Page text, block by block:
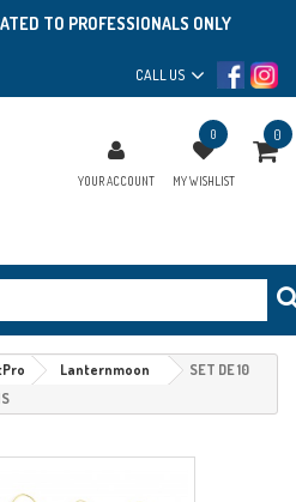
TO PROFESSIONALS ONLY
CALL US
YOUR ACCOUNT
0
MY WISHLIST
0
Lanternmoon
SET DE 10